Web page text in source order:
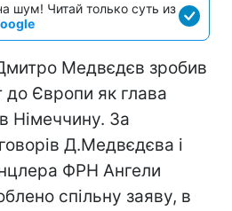
шум! Читай только суть из
Медвєдєв зробив
до Європи як глава
Німеччину. За
Д.Медвєдєва і
ФРН Ангели
спільну заяву, в